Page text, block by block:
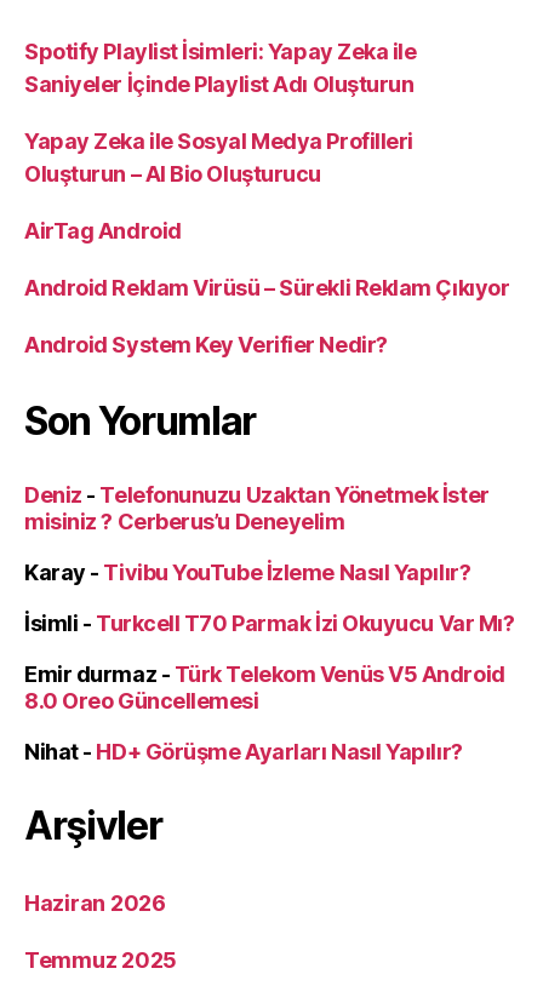
Spotify Playlist İsimleri: Yapay Zeka ile
Saniyeler İçinde Playlist Adı Oluşturun
Yapay Zeka ile Sosyal Medya Profilleri
Oluşturun – AI Bio Oluşturucu
AirTag Android
Android Reklam Virüsü – Sürekli Reklam Çıkıyor
Android System Key Verifier Nedir?
Son Yorumlar
Deniz - Telefonunuzu Uzaktan Yönetmek İster
misiniz ? Cerberus’u Deneyelim
Karay - Tivibu YouTube İzleme Nasıl Yapılır?
İsimli - Turkcell T70 Parmak İzi Okuyucu Var Mı?
Emir durmaz - Türk Telekom Venüs V5 Android
8.0 Oreo Güncellemesi
Nihat- HD+ Görüşme Ayarları Nasıl Yapılır?
Arşivler
Haziran 2026
Temmuz 2025